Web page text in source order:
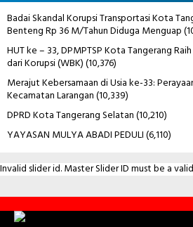
Badai Skandal Korupsi Transportasi Kota
Benteng Rp 36 M/Tahun Diduga Menguap
HUT ke – 33, DPMPTSP Kota Tangerang
dari Korupsi (WBK)(10,376)
Merajut Kebersamaan di Usia ke-33:
Kecamatan Larangan(10,339)
DPRD Kota Tangerang Selatan(10,210)
YAYASAN MULYA ABADI PEDULI(6,110)
Invalid slider id. Master Slider ID must be a
Contact
Us